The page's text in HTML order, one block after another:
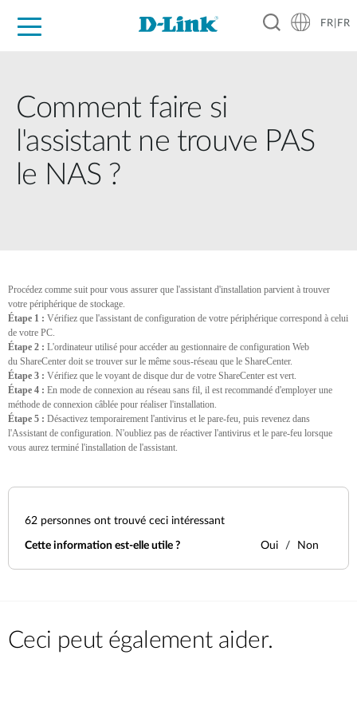
FR|FR
Comment faire si
l'assistant ne trouve PAS
le NAS ?
Procédez comme suit pour vous assurer que l'assistant d'installation parvient à trouver
votre périphérique de stockage.
Étape 1 : Vérifiez que l'assistant de configuration de votre périphérique correspond à celui
de votre PC.
Étape 2 : L'ordinateur utilisé pour accéder au gestionnaire de configuration Web
du ShareCenter doit se trouver sur le même sous-réseau que le ShareCenter.
Étape 3 : Vérifiez que le voyant de disque dur de votre ShareCenter est vert.
Étape 4 : En mode de connexion au réseau sans fil, il est recommandé d'employer une
méthode de connexion câblée pour réaliser l'installation.
Étape 5 : Désactivez temporairement l'antivirus et le pare-feu, puis revenez dans
l'Assistant de configuration. N'oubliez pas de réactiver l'antivirus et le pare-feu lorsque
vous aurez terminé l'installation de l'assistant.
62 personnes ont trouvé ceci intéressant
Cette information est-elle utile ? Oui Non
Ceci peut également aider.